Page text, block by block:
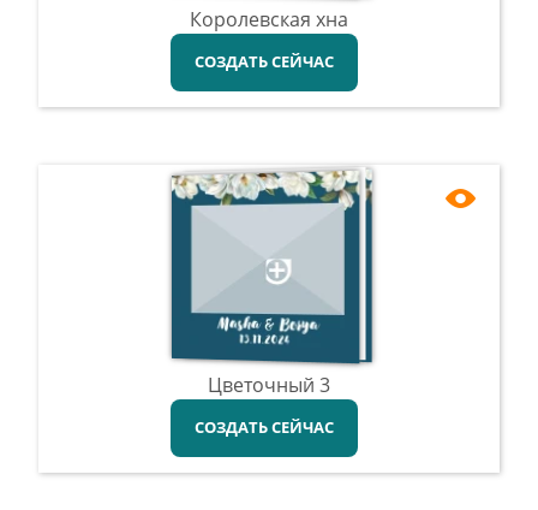
Королевская хна
СОЗДАТЬ СЕЙЧАС
Цветочный 3
СОЗДАТЬ СЕЙЧАС